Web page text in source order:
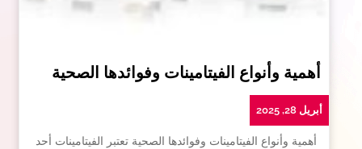
أهمية وأنواع الفيتامينات وفوائدها الصحية
أبريل 28, 2025
أهمية وأنواع الفيتامينات وفوائدها الصحية تعتبر الفيتامينات أحد